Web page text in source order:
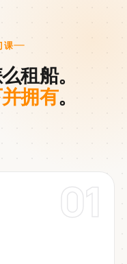
课
租船。
拥有。
01